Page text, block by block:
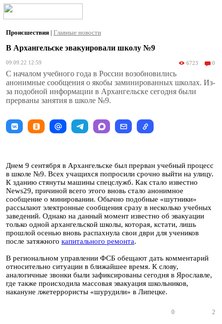
Происшествия | Главные новости
В Архангельске эвакуировали школу №9
09.09.22 12:59 6723 0
С началом учебного года в России возобновились
анонимные сообщения о якобы заминированных школах. Из-
за подобной информации в Архангельске сегодня были
прерваны занятия в школе №9.
Днем 9 сентября в Архангельске был прерван учебный процесс
в школе №9. Всех учащихся попросили срочно выйти на улицу.
К зданию стянуты машины спецслужб. Как стало известно
News29, причиной всего этого вновь стало анонимное
сообщение о минировании. Обычно подобные «шутники»
рассылают электронные сообщения сразу в несколько учебных
заведений. Однако на данный момент известно об эвакуации
только одной архангельской школы, которая, кстати, лишь
прошлой осенью вновь распахнула свои дври для учеников
после затяжного капитального ремонта.
В региональном управлении ФСБ обещают дать комментарий
относительно ситуации в ближайшее время. К слову,
аналогичные звонки были зафиксированы сегодня в Ярославле,
где также происходила массовая эвакуация школьников,
накануне лжетеррористы «шурудили» в Липецке.
0 2